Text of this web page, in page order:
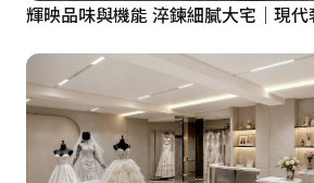
輝映品味與機能 淬鍊細膩大宅｜現